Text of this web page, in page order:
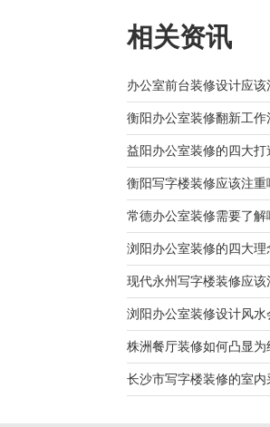
相关资讯
办公室前台装修设计应该
衡阳办公室装修翻新工作
益阳办公室装修的四大打
衡阳写字楼装修应该注重
常德办公室装修需要了解
浏阳办公室装修的四大理
现代永州写字楼装修应该
浏阳办公室装修设计风水
株洲餐厅装修如何凸显为
长沙市写字楼装修的室内